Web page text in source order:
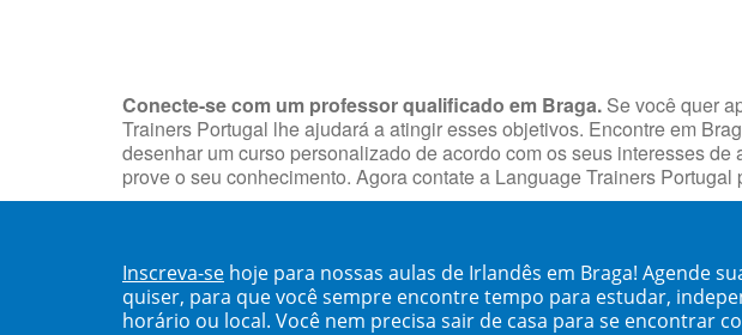
Conecte-se com um professor qualificado em Braga. Se você quer
Trainers Portugal lhe ajudará a atingir esses objetivos. Encontre em
desenhar um curso personalizado de acordo com os seus interesses
prove o seu conhecimento. Agora contate a Language Trainers
Inscreva-se hoje para nossas aulas de Irlandês em Braga! Agende
quiser, para que você sempre encontre tempo para estudar,
horário ou local. Você nem precisa sair de casa para se encontrar